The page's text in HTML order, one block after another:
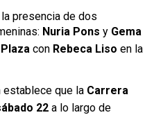
presencia de dos
Nuria Pons y Gema
con Rebeca Liso en la
establece que la Carrera
22 a lo largo de